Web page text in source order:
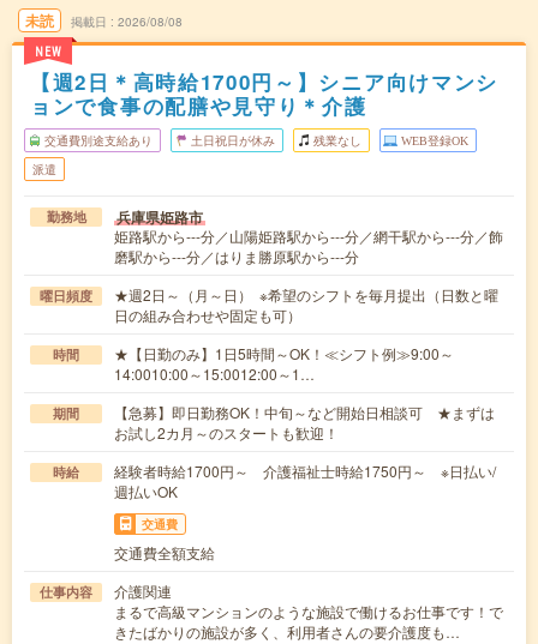
未読
NEW
掲載日 2026/08/08
【週2日＊高時給1700円～】シニア向けマンシ
ョンで食事の配膳や見守り＊介護
交通費別途支給あり 土日祝日が休み 残業なし WEB登録OK
派遣
勤務地 兵庫県姫路市
姫路駅から---分／山陽姫路駅から---分／網干駅から---分／飾
磨駅から---分／はりま勝原駅から---分
曜日頻度
★週2日～（月～日） ※希望のシフトを毎月提出（日数と曜
日の組み合わせや固定も可）
時間
★【日勤のみ】1日5時間～OK！≪シフト例≫9:00～
14:0010:00～15:0012:00～1…
期間
【急募】即日勤務OK！中旬～など開始日相談可 ★まずは
お試し2カ月～のスタートも歓迎！
時給
経験者時給1700円～ 介護福祉士時給1750円～ ※日払い/
週払いOK
交通費
交通費全額支給
仕事内容
介護関連
まるで高級マンションのような施設で働けるお仕事です！で
きたばかりの施設が多く、利用者さんの要介護度も…